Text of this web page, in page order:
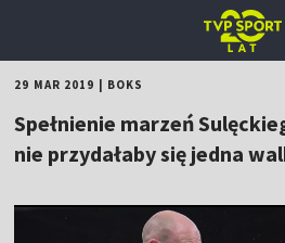
29 MAR 2019 BOKS
Spełnienie marzeń
nie przydałaby się jedna